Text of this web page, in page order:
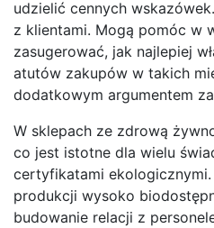
udzielić cennych
z klientami. Mogą pomóc w
zasugerować, jak najlepiej
atutów zakupów w takich
dodatkowym argumentem
W sklepach ze zdrową
co jest istotne dla wielu
certyfikatami
produkcji wysoko
budowanie relacji z